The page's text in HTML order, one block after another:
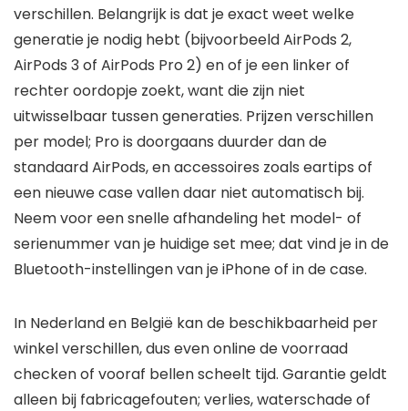
verschillen. Belangrijk is dat je exact weet welke
generatie je nodig hebt (bijvoorbeeld AirPods 2,
AirPods 3 of AirPods Pro 2) en of je een linker of
rechter oordopje zoekt, want die zijn niet
uitwisselbaar tussen generaties. Prijzen verschillen
per model; Pro is doorgaans duurder dan de
standaard AirPods, en accessoires zoals eartips of
een nieuwe case vallen daar niet automatisch bij.
Neem voor een snelle afhandeling het model- of
serienummer van je huidige set mee; dat vind je in de
Bluetooth-instellingen van je iPhone of in de case.
In Nederland en België kan de beschikbaarheid per
winkel verschillen, dus even online de voorraad
checken of vooraf bellen scheelt tijd. Garantie geldt
alleen bij fabricagefouten; verlies, waterschade of